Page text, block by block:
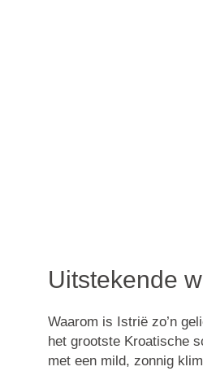
Uitstekende
Waarom is Istrië zo’n
het grootste Kroatische
met een mild, zonnig